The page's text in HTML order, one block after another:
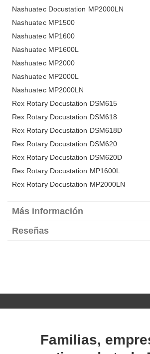
Nashuatec Docustation MP2000LN
Nashuatec MP1500
Nashuatec MP1600
Nashuatec MP1600L
Nashuatec MP2000
Nashuatec MP2000L
Nashuatec MP2000LN
Rex Rotary Docustation DSM615
Rex Rotary Docustation DSM618
Rex Rotary Docustation DSM618D
Rex Rotary Docustation DSM620
Rex Rotary Docustation DSM620D
Rex Rotary Docustation MP1600L
Rex Rotary Docustation MP2000LN
Más información
Reseñas
Familias,